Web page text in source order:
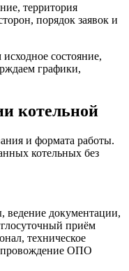
территория
порядок заявок и
состояние,
графики,
котельной
и формата работы.
котельных без
ведение документации,
приём
техническое
ОПО